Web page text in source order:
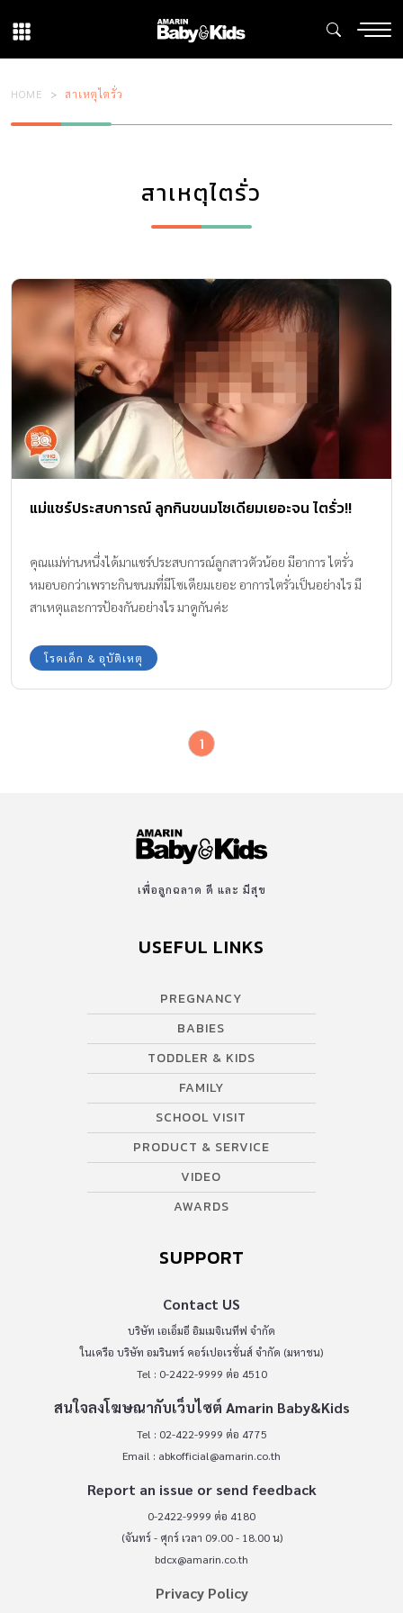
HOME สาเหตุไตรั่ว
สาเหตุไตรั่ว
แม่แชร์ประสบการณ์ ลูกกินขนมโซเดียมเยอะจน ไตรั่ว!!
คุณแม่ท่านหนึ่งได้มาแชร์ประสบการณ์ลูกสาวตัวน้อย มีอาการ ไตรั่ว
หมอบอกว่าเพราะกินขนมที่มีโซเดียมเยอะ อาการไตรั่วเป็นอย่างไร มี
สาเหตุและการป้องกันอย่างไร มาดูกันค่ะ
โรคเด็ก & อุบัติเหตุ
1
เพื่อลูกฉลาด ดี และ มีสุข
USEFUL LINKS
PREGNANCY
BABIES
TODDLER & KIDS
FAMILY
SCHOOL VISIT
PRODUCT & SERVICE
VIDEO
AWARDS
SUPPORT
Contact US
บริษัท เอเอ็มอี อิมเมจิเนทีฟ จำกัด
ในเครือ บริษัท อมรินทร์ คอร์เปอเรชั่นส์ จำกัด (มหาชน)
Tel : 0-2422-9999 ต่อ 4510
สนใจลงโฆษณากับเว็บไซต์ Amarin Baby&Kids
Tel : 02-422-9999 ต่อ 4775
Email : abkofficial@amarin.co.th
Report an issue or send feedback
0-2422-9999 ต่อ 4180
(จันทร์ - ศุกร์ เวลา 09.00 - 18.00 น)
bdcx@amarin.co.th
Privacy Policy